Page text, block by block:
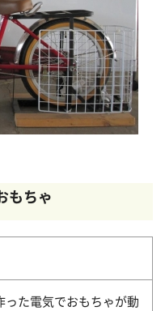
もちゃ
った電気でおもちゃが動